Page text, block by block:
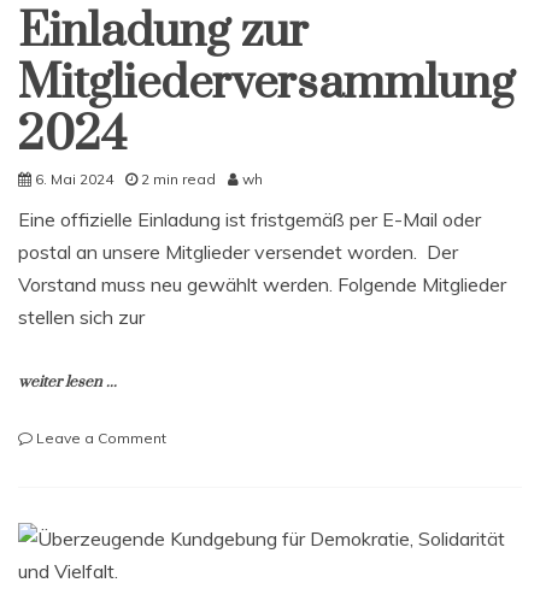
Einladung zur
Mitgliederversammlung
2024
6. Mai 2024 2 min read wh
Eine offizielle Einladung ist fristgemäß per E-Mail oder
postal an unsere Mitglieder versendet worden. Der
Vorstand muss neu gewählt werden. Folgende Mitglieder
stellen sich zur
weiter lesen ...
Leave a Commenton
2024